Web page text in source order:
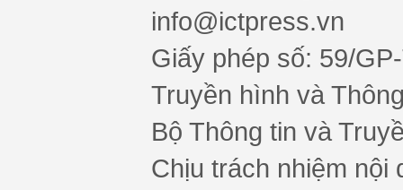
info@ictpress.vn
Giấy phép số: 59/
Truyền hình và
Bộ Thông tin và
Chịu trách nhiệm nội